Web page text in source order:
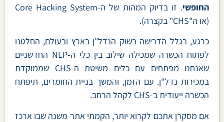
החופשי
. זו בדיוק המהות של ה-Core Hacking System
(או ה"CHS" בקצרה).
כרגע, בגלל הדרישה בשוק הנדל"ן בארץ ובעולם, החלטנו
לפתוח הכשרה שמכילה שילוב בין כלי ה-NLP החדשניים
שאנחנו מפתחים עם כלים משיטת ה-CHS שממוקדת
במכירות נדל"ן. עם הזמן, והמשך בניית החומרים, תיפתח
הכשרה ייעודית ב-CHS לקהל הרחב.
אם מסקרן אתכם לקרוא יותר, הקמתי אתר משנה שבו ארכז